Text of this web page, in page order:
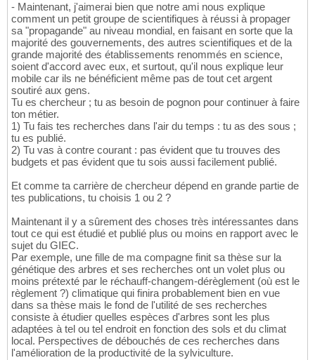
- Maintenant, j'aimerai bien que notre ami nous explique
comment un petit groupe de scientifiques à réussi à propager
sa "propagande" au niveau mondial, en faisant en sorte que la
majorité des gouvernements, des autres scientifiques et de la
grande majorité des établissements renommés en science,
soient d'accord avec eux, et surtout, qu'il nous explique leur
mobile car ils ne bénéficient même pas de tout cet argent
soutiré aux gens.
Tu es chercheur ; tu as besoin de pognon pour continuer à faire
ton métier.
1) Tu fais tes recherches dans l'air du temps : tu as des sous ;
tu es publié.
2) Tu vas à contre courant : pas évident que tu trouves des
budgets et pas évident que tu sois aussi facilement publié.
Et comme ta carrière de chercheur dépend en grande partie de
tes publications, tu choisis 1 ou 2 ?
Maintenant il y a sûrement des choses très intéressantes dans
tout ce qui est étudié et publié plus ou moins en rapport avec le
sujet du GIEC.
Par exemple, une fille de ma compagne finit sa thèse sur la
génétique des arbres et ses recherches ont un volet plus ou
moins prétexté par le réchauff-changem-dérèglement (où est le
règlement ?) climatique qui finira probablement bien en vue
dans sa thèse mais le fond de l'utilité de ses recherches
consiste à étudier quelles espèces d'arbres sont les plus
adaptées à tel ou tel endroit en fonction des sols et du climat
local. Perspectives de débouchés de ces recherches dans
l'amélioration de la productivité de la sylviculture.